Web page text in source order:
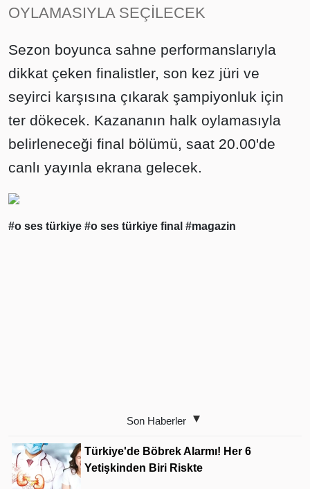
OYLAMASIYLA SEÇİLECEK
Sezon boyunca sahne performanslarıyla
dikkat çeken finalistler, son kez jüri ve
seyirci karşısına çıkarak şampiyonluk için
ter dökecek. Kazananın halk oylamasıyla
belirleneceği final bölümü, saat 20.00'de
canlı yayınla ekrana gelecek.
#o ses türkiye #o ses türkiye final #magazin
Son Haberler
Türkiye'de Böbrek Alarmı! Her 6
Yetişkinden Biri Riskte